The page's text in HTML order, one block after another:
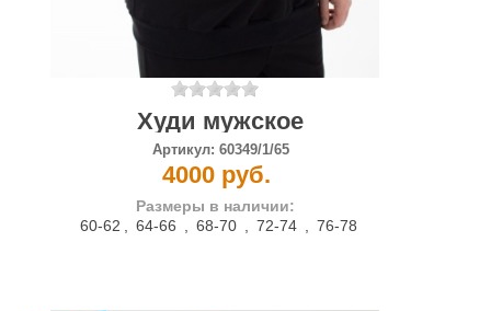
Худи мужское
Артикул: 60349/1/65
4000 руб.
Размеры в наличии:
60-62 , 64-66 , 68-70 , 72-74 , 76-78